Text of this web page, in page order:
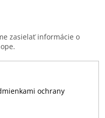
zasielať informácie o
ochrany